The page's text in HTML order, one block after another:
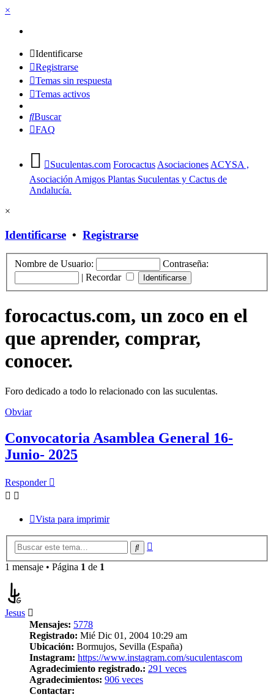
×
Identificarse
Registrarse
Temas sin respuesta
Temas activos
Buscar
FAQ
Suculentas.com Forocactus Asociaciones ACYSA ,
Asociación Amigos Plantas Suculentas y Cactus de
Andalucía.
×
Identificarse • Registrarse
Nombre de Usuario:
Contraseña:
| Recordar
forocactus.com, un zoco en el
que aprender, comprar,
conocer.
Foro dedicado a todo lo relacionado con las suculentas.
Obviar
Convocatoria Asamblea General 16-
Junio- 2025
Responder
Vista para imprimir
Buscar
1 mensaje • Página 1 de 1
Jesus
Mensajes: 5778
Registrado: Mié Dic 01, 2004 10:29 am
Ubicación: Bormujos, Sevilla (España)
Instagram: https://www.instagram.com/suculentascom
Agradecimiento registrado.: 291 veces
Agradecimientos: 906 veces
Contactar: